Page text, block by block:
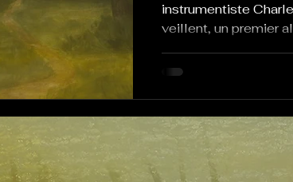
instrumentiste
veillent, un premier
dans une approche